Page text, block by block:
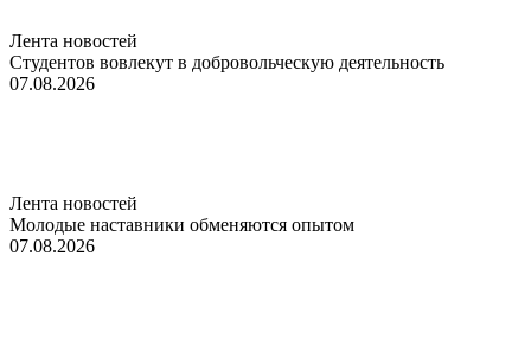
Лента новостей
Студентов вовлекут в добровольческую деятельность
07.08.2026
Лента новостей
Молодые наставники обменяются опытом
07.08.2026